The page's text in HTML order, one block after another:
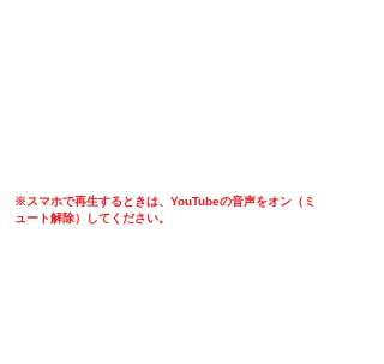
​※スマホで再生するときは、YouTubeの音声をオン（ミ
ュート解除）してください。